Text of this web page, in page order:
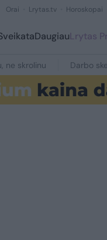
Orai Lrytas.tv Horoskopai
DaugiauLrytas
ne skrolinu Darbo